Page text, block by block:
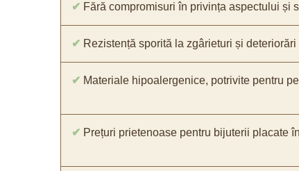
✔ Fără compromisuri în privința aspectului și
✔ Rezistență sporită la zgârieturi și deteriorări
✔ Materiale hipoalergenice, potrivite pentru
✔ Prețuri prietenoase pentru bijuterii placate